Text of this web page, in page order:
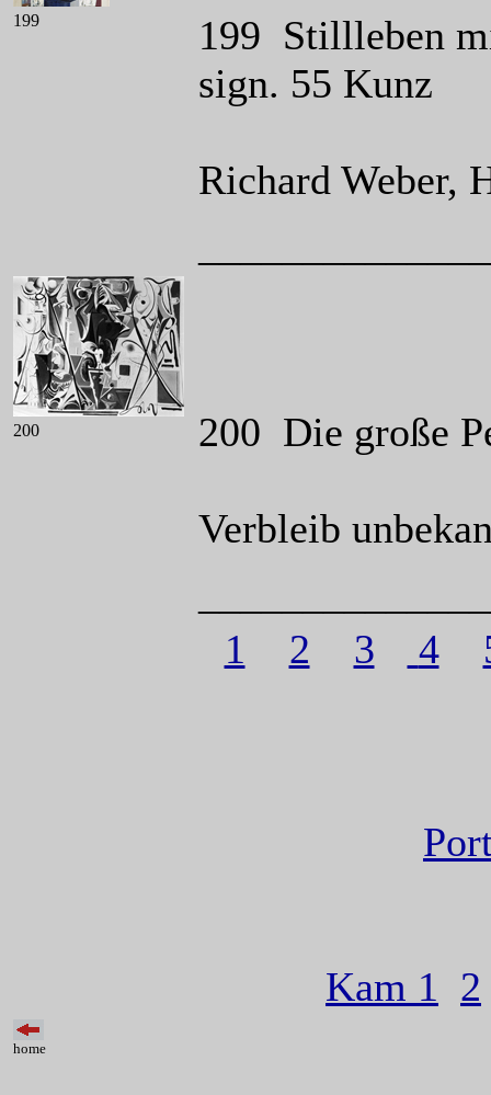
199
199 Stillleben
sign. 55 Kunz
Richard Weber,
200 200 Die große
Verbleib
1
2 3 4
Kam 1 2
home